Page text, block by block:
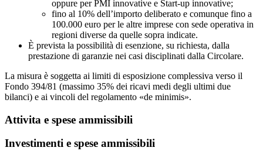
oppure per PMI innovative e Start-up innovative;
fino al 10% dell’importo deliberato e comunque fino a
100.000 euro per le altre imprese con sede operativa in
regioni diverse da quelle sopra indicate.
È prevista la possibilità di esenzione, su richiesta, dalla
prestazione di garanzie nei casi disciplinati dalla Circolare.
La misura è soggetta ai limiti di esposizione complessiva verso il
Fondo 394/81 (massimo 35% dei ricavi medi degli ultimi due
bilanci) e ai vincoli del regolamento «de minimis».
Attivita e spese ammissibili
Investimenti e spese ammissibili